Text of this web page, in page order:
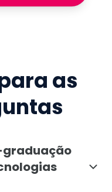
as
graduação